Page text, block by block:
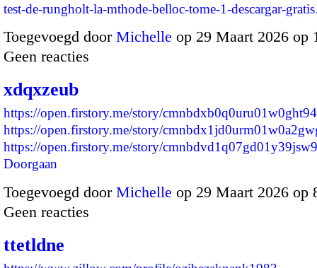
test-de-rungholt-la-mthode-belloc-tome-1-descargar-
Toegevoegd door Michelle op 29 Maart 2026
Geen reacties
xdqxzeub
https://open.firstory.me/story/
https://open.firstory.me/story/
https://open.firstory.me/story/
Doorgaan
Toegevoegd door Michelle op 29 Maart 2026
Geen reacties
ttetldne